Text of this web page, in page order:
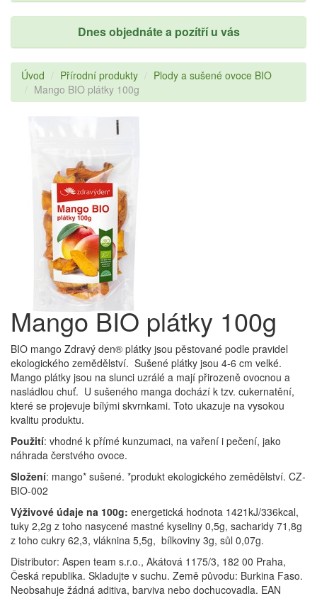
Dnes objednáte a pozítří u vás
Úvod Přírodní produkty
Plody a sušené ovoce BIO
Mango BIO plátky 100g
Mango BIO plátky 100g
BIO mango Zdravý den® plátky jsou pěstované podle pravidel
ekologického zemědělství. Sušené plátky jsou 4-6 cm velké.
Mango plátky jsou na slunci uzrálé a mají přirozeně ovocnou a
nasládlou chuť. U sušeného manga dochází k tzv. cukernatění,
které se projevuje bílými skvrnkami. Toto ukazuje na vysokou
kvalitu produktu.
Použití: vhodné k přímé kunzumaci, na vaření i pečení, jako
náhrada čerstvého ovoce.
Složení: mango* sušené. *produkt ekologického zemědělství. CZ-
BIO-002
Výživové údaje na 100g: energetická hodnota 1421kJ/336kcal,
tuky 2,2g z toho nasycené mastné kyseliny 0,5g, sacharidy 71,8g
z toho cukry 62,3, vláknina 5,5g, bílkoviny 3g, sůl 0,07g.
Distributor: Aspen team s.r.o., Akátová 1175/3, 182 00 Praha,
Česká republika. Skladujte v suchu. Země původu: Burkina Faso.
Neobsahuje žádná aditiva, barviva nebo dochucovadla. EAN